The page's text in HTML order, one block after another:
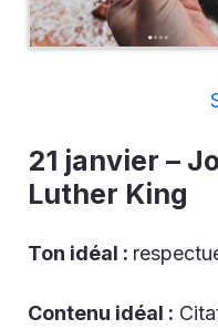
21 janvier –
Luther King
Ton idéal :
Contenu idéal :